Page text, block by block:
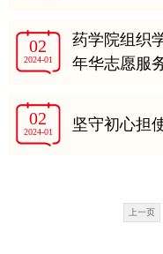
02
2024-01
药学院组织
年华志愿服
02
2024-01 坚守初心担
上一页